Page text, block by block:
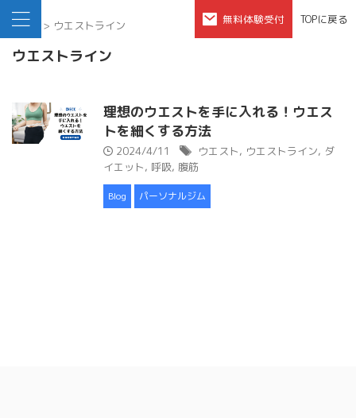
無料体験受付 TOPに戻る
HOME > ウエストライン
ウエストライン
理想のウエストを手に入れる！ウエス
トを細くする方法
2024/4/11 ウエスト, ウエストライン, ダ
イエット, 呼吸, 腹筋
Blog パーソナルジム